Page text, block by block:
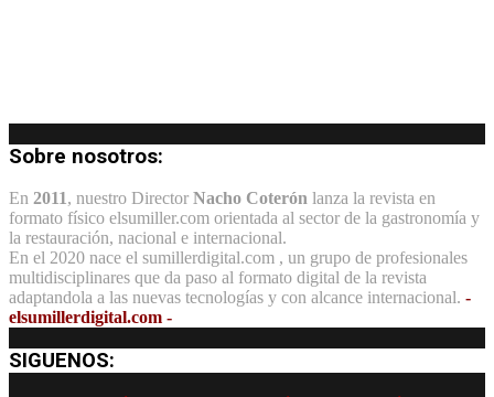
Sobre nosotros:
En 2011, nuestro Director Nacho Coterón lanza la revista en
formato físico elsumiller.com orientada al sector de la gastronomía y
la restauración, nacional e internacional.
En el 2020 nace el sumillerdigital.com , un grupo de profesionales
multidisciplinares que da paso al formato digital de la revista
adaptandola a las nuevas tecnologías y con alcance internacional. -
elsumillerdigital.com -
SIGUENOS: